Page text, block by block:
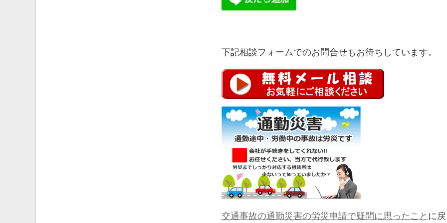
下記相談フォームでのお問合せもお待ちしています。
交通事故の通勤災害の労災申請で疑問に思ったこと に